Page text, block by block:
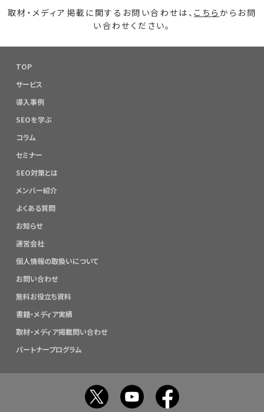
取材・メディア掲載に関するお問い合わせは、 こちら からお問
い合わせください。
TOP
サービス
導入事例
SEOを学ぶ
コラム
セミナー
SEO対策とは
メンバー紹介
よくある質問
お知らせ
運営会社
個人情報の取扱いについて
お問い合わせ
無料お役立ち資料
書籍・メディア実績
取材・メディア掲載問い合わせ
パートナープログラム